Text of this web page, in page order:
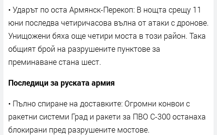
• Ударът по оста Армянск-Перекоп: В нощта срещу 11
юни последва четиричасова вълна от атаки с дронове.
Унищожени бяха още четири моста в този район. Така
общият брой на разрушените пунктове за
преминаване стана шест.
Последици за руската армия
• Пълно спиране на доставките: Огромни конвои с
ракетни системи Град и ракети за ПВО С-300 останаха
блокирани пред разрушените мостове.